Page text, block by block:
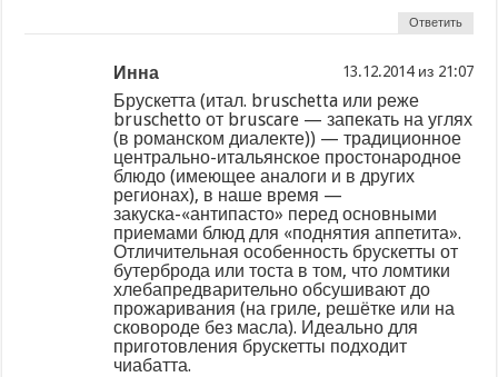
Ответить
Инна из
Брускетта (итал. bruschetta или реже
bruschetto от bruscare — запекать на углях
(в романском диалекте)) — традиционное
центрально-итальянское простонародное
блюдо (имеющее аналоги и в других
регионах), в наше время —
закуска-«антипасто» перед основными
приемами блюд для «поднятия аппетита».
Отличительная особенность брускетты от
бутерброда или тоста в том, что ломтики
хлебапредварительно обсушивают до
прожаривания (на гриле, решётке или на
сковороде без масла). Идеально для
приготовления брускетты подходит
чиабатта.